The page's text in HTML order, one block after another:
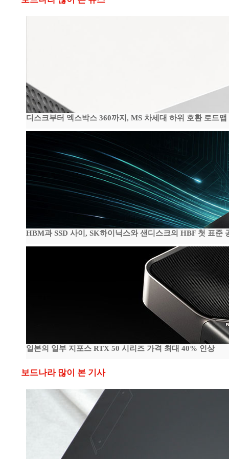
디스크부터 엑스박스 360까지, MS 차세대 하위 호환 로드맵
HBM과 SSD 사이, SK하이닉스와 샌디스크의 HBF 첫 표준
일본의 일부 지포스 RTX 50 시리즈 가격 최대 40% 인상
보드나라 많이 본 기사